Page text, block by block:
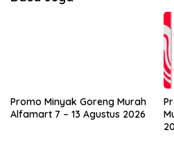
Promo Minyak Goreng Murah
Alfamart 7 – 13 Agustus 2026